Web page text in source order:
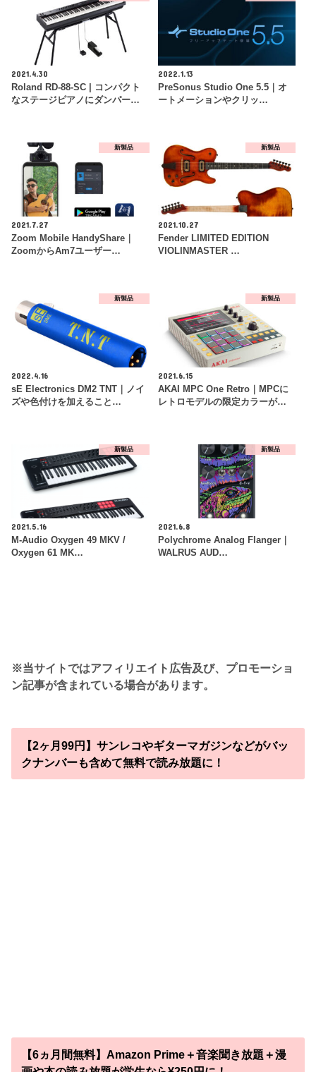
2021.4.30
Roland RD-88-SC | コンパクト
なステージピアノにダンパー…
2022.1.13
PreSonus Studio One 5.5｜オ
ートメーションやクリッ…
新製品
2021.7.27
Zoom Mobile HandyShare｜
ZoomからAm7ユーザー…
新製品
2021.10.27
Fender LIMITED EDITION
VIOLINMASTER …
新製品
2022.4.16
sE Electronics DM2 TNT｜ノイ
ズや色付けを加えること…
新製品
2021.6.15
AKAI MPC One Retro｜MPCに
レトロモデルの限定カラーが…
新製品
2021.5.16
M-Audio Oxygen 49 MKV /
Oxygen 61 MK…
新製品
2021.6.8
Polychrome Analog Flanger｜
WALRUS AUD…
※当サイトではアフィリエイト広告及び、プロモーショ
ン記事が含まれている場合があります。
【2ヶ月99円】サンレコやギターマガジンなどがバッ
クナンバーも含めて無料で読み放題に！